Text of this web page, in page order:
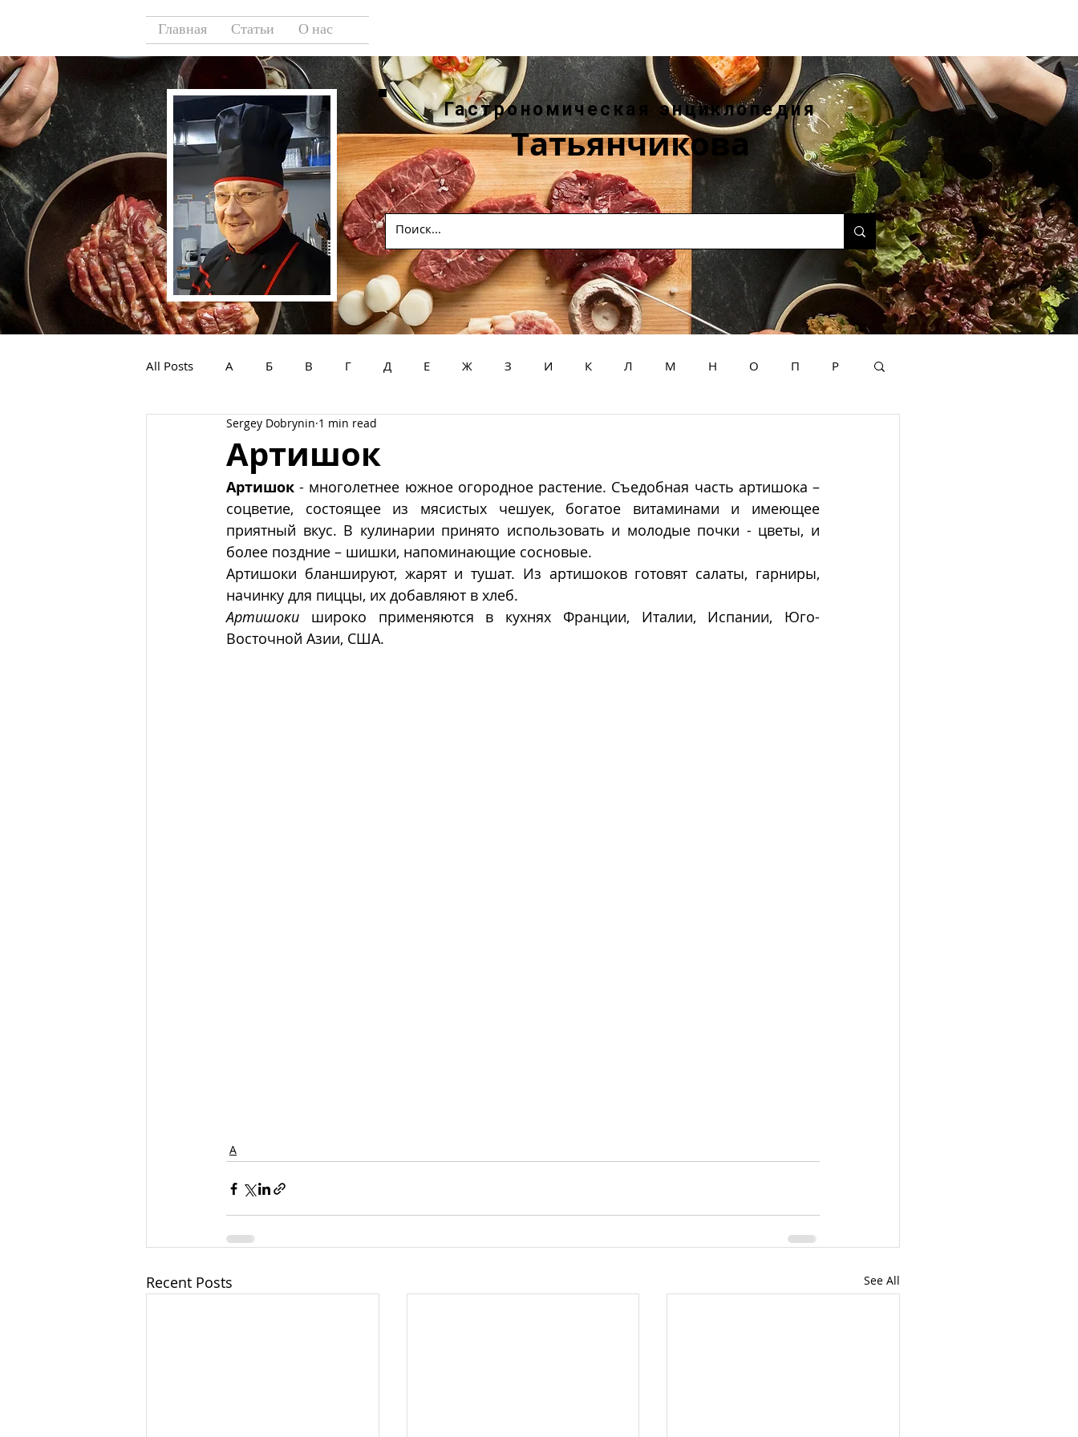
Главная Статьи О нас
Гастрономическая энциклопедия
Татьянчикова
All Posts А Б В Г Д Е Ж З И К Л М Н О П Р
У Ф Х
Артишок
Sergey Dobrynin 1 min read
Артишок - многолетнее южное огородное растение. Съедобная часть артишока –
соцветие, состоящее из мясистых чешуек, богатое витаминами и имеющее
приятный вкус. В кулинарии принято использовать и молодые почки - цветы, и
более поздние – шишки, напоминающие сосновые.
Артишоки бланшируют, жарят и тушат. Из артишоков готовят салаты, гарниры,
начинку для пиццы, их добавляют в хлеб.
Артишоки широко применяются в кухнях Франции, Италии, Испании, Юго-
Восточной Азии, США.
А
Recent Posts See All